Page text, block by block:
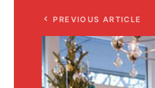
PREVIOUS ARTICLE